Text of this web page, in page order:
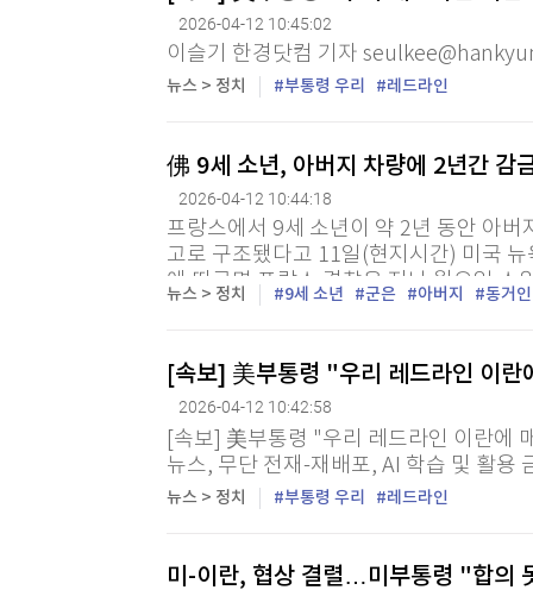
2026-04-12 10:45:02
이슬기 한경닷컴 기자
뉴스 > 정치 부통령 우리 레드라인
佛 9세 소년, 아버지 차량에 2년간
2026-04-12 10:44:18
프랑스에서 9세 소년이 약 2년 동안 아
고로 구조됐다고 11일(현지시간) 미국
에 따르면 프랑스 경찰은 지난 월요일 스
합차 안에서 담요를 덮고 웅크리고 있던
뉴스 > 정치 9세 소년 군은 아버지 동거인
[속보] 美부통령 "우리 레드라인 이란
2026-04-12 10:42:58
[속보] 美부통령 "우리 레드라인 이란에
뉴스, 무단 전재-재배포, AI 학습 및 활용
뉴스 > 정치 부통령 우리 레드라인
미-이란, 협상 결렬…미부통령 "합의